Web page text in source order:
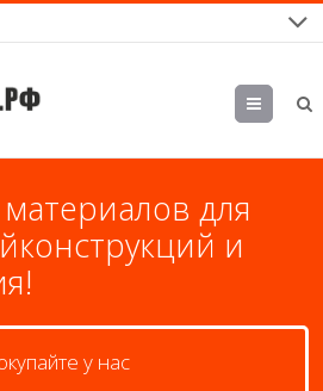
для
и
у нас